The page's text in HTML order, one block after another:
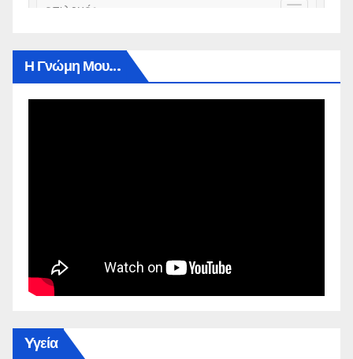
Η Γνώμη Μου…
Yγεία